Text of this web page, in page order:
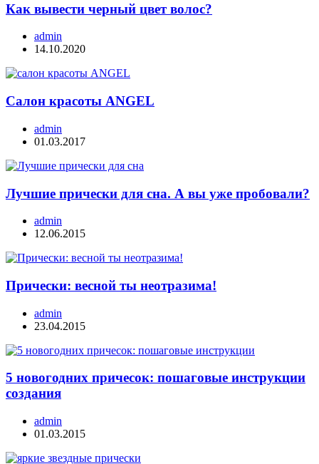
Как вывести черный цвет волос?
admin
14.10.2020
Салон красоты ANGEL
admin
01.03.2017
Лучшие прически для сна. А вы уже пробовали?
admin
12.06.2015
Прически: весной ты неотразима!
admin
23.04.2015
5 новогодних причесок: пошаговые инструкции
создания
admin
01.03.2015